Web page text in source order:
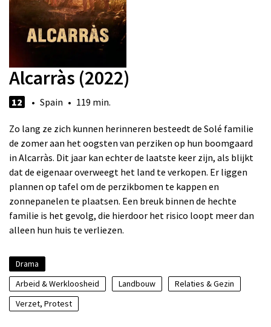
Alcarràs (2022)
12 • Spain • 119 min.
Zo lang ze zich kunnen herinneren besteedt de Solé familie
de zomer aan het oogsten van perziken op hun boomgaard
in Alcarràs. Dit jaar kan echter de laatste keer zijn, als blijkt
dat de eigenaar overweegt het land te verkopen. Er liggen
plannen op tafel om de perzikbomen te kappen en
zonnepanelen te plaatsen. Een breuk binnen de hechte
familie is het gevolg, die hierdoor het risico loopt meer dan
alleen hun huis te verliezen.
Drama
Arbeid & Werkloosheid
Landbouw
Relaties & Gezin
Verzet, Protest